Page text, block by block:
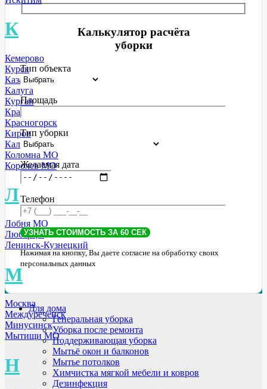
К
Кемерово
Курск
Казань
Калуга
Курган
Краснодар
Красногорск
Киров
Калининград
Коломна МО
Королев МО
Л
Лобня МО
Люберцы
Ленинск-Кузнецкий
М
Москва
Междуреченск
Минусинск
Мытищи МО
Н
Калькулятор расчёта
уборки
Тип объекта
Площадь
Тип уборки
Желаемая дата
Телефон
Нажимая на кнопку, Вы даете согласие на обработку своих
персональных данных
Для дома
Генеральная уборка
Уборка после ремонта
Поддерживающая уборка
Мытьё окон и балконов
Мытье потолков
Химчистка мягкой мебели и ковров
Дезинфекция